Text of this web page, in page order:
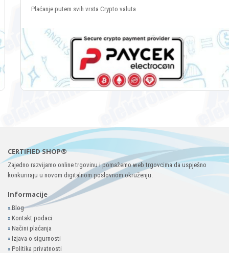
Plaćanje putem svih vrsta Crypto valuta
CERTIFIED SHOP®
Zajedno razvijamo online trgovinu i pomažemo web trgovcima da uspješno
konkuriraju u novom digitalnom poslovnom okruženju.
Informacije
»Blog
» Kontakt podaci
» Načini plaćanja
» Izjava o sigurnosti
» Politika privatnosti